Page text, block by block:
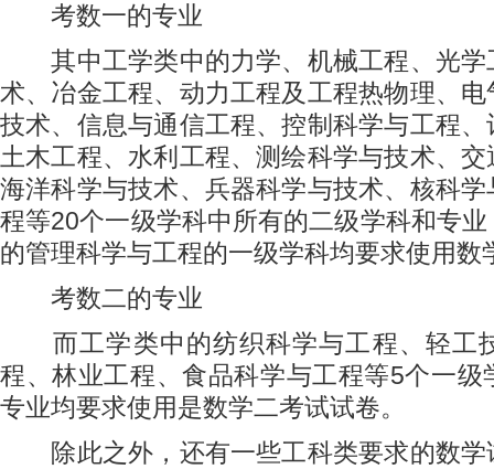
考数一的专业
其中工学类中的力学、机械工程、光学
术、冶金工程、动力工程及工程热物理、
技术、信息与通信工程、控制科学与工程
土木工程、水利工程、测绘科学与技术、
海洋科学与技术、兵器科学与技术、核科
程等20个一级学科中所有的二级学科和专
的管理科学与工程的一级学科均要求使用数
考数二的专业
而工学类中的纺织科学与工程、轻工
程、林业工程、食品科学与工程等5个一级
专业均要求使用是数学二考试试卷。
除此之外，还有一些工科类要求的数学